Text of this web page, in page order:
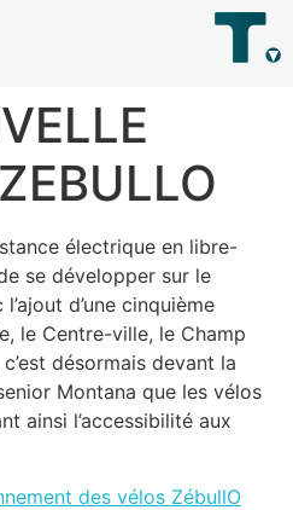
électrique en libre-
se développer sur le
d’une cinquième
le Centre-ville, le Champ
désormais devant la
Montana que les vélos
ainsi l’accessibilité aux
des vélos ZébullO